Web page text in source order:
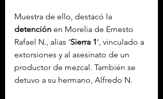
Muestra de ello, destacó la
detención en Morelia de Ernesto
Rafael N., alias ‘Sierra 1‘, vinculado a
extorsiones y al asesinato de un
productor de mezcal. También se
detuvo a su hermano, Alfredo N.